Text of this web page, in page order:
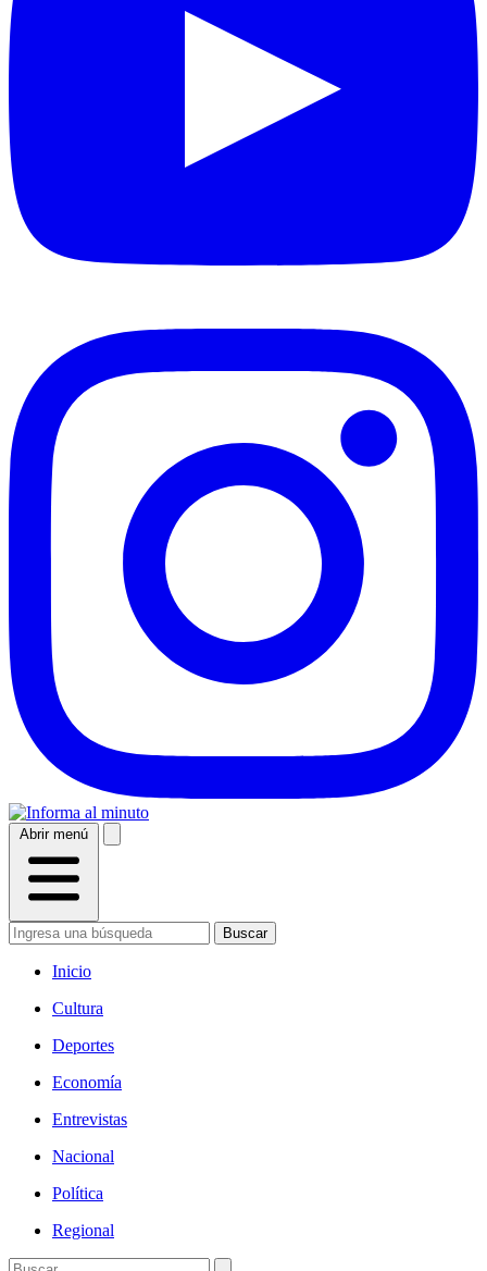
Abrir menú
Buscar
Inicio
Cultura
Deportes
Economía
Entrevistas
Nacional
Política
Regional